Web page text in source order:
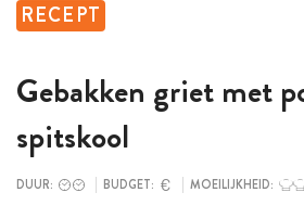
RECEPT
Gebakken griet met
spitskool
DUUR: BUDGET: MOEILIJKHEID: